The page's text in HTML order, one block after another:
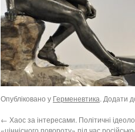
Опубліковано у Герменевтика. Додати
← Хаос за інтересами. Політичні
«ціннісного повороту» під час